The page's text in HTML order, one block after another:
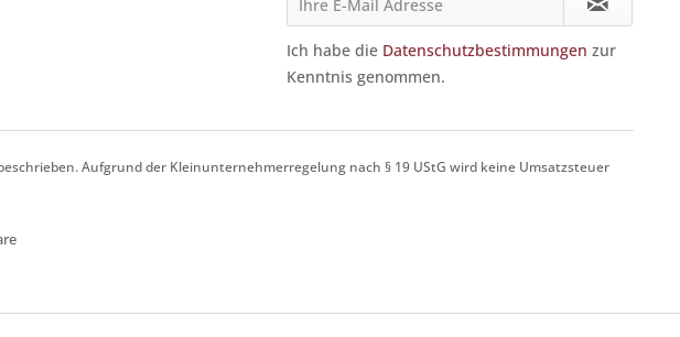
Ich habe die Datenschutzbestimmungen zur
Kenntnis genommen.
Aufgrund der Kleinunternehmerregelung nach § 19 UStG wird keine Umsatzsteuer